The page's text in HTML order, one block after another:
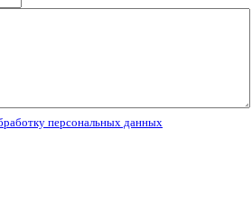
персональных данных